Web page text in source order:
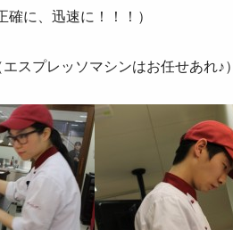
確に、迅速に！！！）
スプレッソマシンはお任せあれ♪）